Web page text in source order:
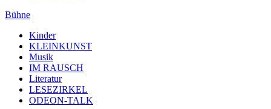
Bühne
Kinder
KLEINKUNST
Musik
IM RAUSCH
Literatur
LESEZIRKEL
ODEON-TALK